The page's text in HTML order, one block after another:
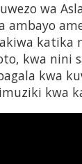
wa
ambayo
katika
kwa nini
kwa
kwa